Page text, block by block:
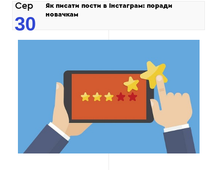
Сер
30
Як писати пости в Інстаграм: поради
новачкам